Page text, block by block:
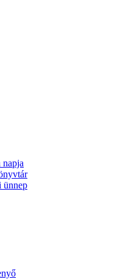
ünnep